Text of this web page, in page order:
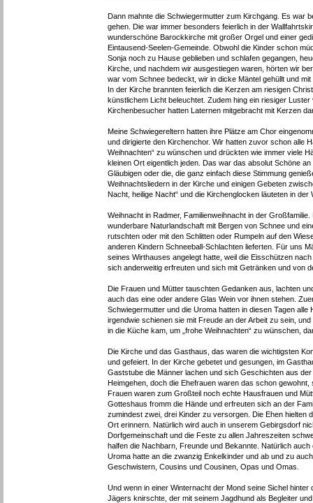
Dann mahnte die Schwiegermutter zum Kirchgang. Es war
gehen. Die war immer besonders feierlich in der
wunderschöne Barockkirche mit großer Orgel und einer
Eintausend-Seelen-Gemeinde. Obwohl die Kinder schon
Sonja noch zu Hause geblieben und schlafen gegangen,
Kirche, und nachdem wir ausgestiegen waren, hörten wir
war vom Schnee bedeckt, wir in dicke Mäntel gehüllt und
In der Kirche brannten feierlich die Kerzen am riesigen
künstlichem Licht beleuchtet. Zudem hing ein riesiger
Kirchenbesucher hatten Laternen mitgebracht mit Kerzen
Meine Schwiegereltern hatten ihre Plätze am Chor
und dirigierte den Kirchenchor. Wir hatten zuvor schon alle
Weihnachten“ zu wünschen und drückten wie immer viele
kleinen Ort eigentlich jeden. Das war das absolut Schöne
Gläubigen oder die, die ganz einfach diese Stimmung
Weihnachtsliedern in der Kirche und einigen Gebeten
Nacht, heilige Nacht“ und die Kirchenglocken läuteten in
Weihnacht in Radmer, Familienweihnacht in der
wunderbare Naturlandschaft mit Bergen von Schnee und
rutschten oder mit den Schlitten oder Rumpeln auf den
anderen Kindern Schneeball-Schlachten lieferten. Für uns
seines Wirthauses angelegt hatte, weil die Eisschützen
sich anderweitig erfreuten und sich mit Getränken und von
Die Frauen und Mütter tauschten Gedanken aus, lachten
auch das eine oder andere Glas Wein vor ihnen stehen.
Schwiegermutter und die Uroma hatten in diesen Tagen
irgendwie schienen sie mit Freude an der Arbeit zu sein,
in die Küche kam, um „frohe Weihnachten“ zu wünschen,
Die Kirche und das Gasthaus, das waren die wichtigsten
und gefeiert. In der Kirche gebetet und gesungen, im
Gaststube die Männer lachen und sich Geschichten aus
Heimgehen, doch die Ehefrauen waren das schon
Frauen waren zum Großteil noch echte Hausfrauen und
Gotteshaus fromm die Hände und erfreuten sich an der
zumindest zwei, drei Kinder zu versorgen. Die Ehen hielten
Ort erinnern. Natürlich wird auch in unserem Gebirgsdorf
Dorfgemeinschaft und die Feste zu allen Jahreszeiten
halfen die Nachbarn, Freunde und Bekannte. Natürlich
Uroma hatte an die zwanzig Enkelkinder und ab und zu
Geschwistern, Cousins und Cousinen, Opas und Omas.
Und wenn in einer Winternacht der Mond seine Sichel
Jägers knirschte, der mit seinem Jagdhund als Begleiter